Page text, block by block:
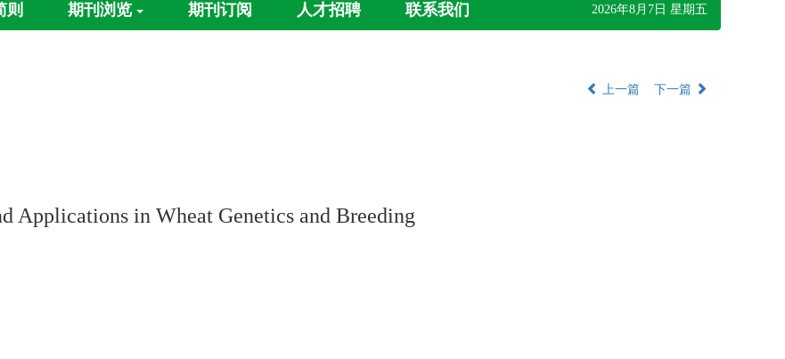
则 期刊浏览 期刊订阅 人才招聘 联系我们 2026年8月7日 星期五
上一篇 下一篇
Applications in Wheat Genetics and Breeding